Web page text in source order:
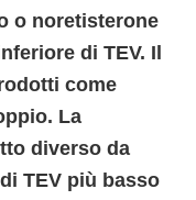
o noretisterone
di TEV. Il
come
La
diverso da
TEV più basso